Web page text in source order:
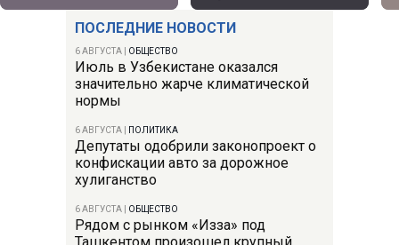
ПОСЛЕДНИЕ НОВОСТИ
6 АВГУСТА ОБЩЕСТВО
Июль в Узбекистане оказался
значительно жарче климатической
нормы
6 АВГУСТА ПОЛИТИКА
Депутаты одобрили законопроект о
конфискации авто за дорожное
хулиганство
6 АВГУСТА ОБЩЕСТВО
Рядом с рынком «Изза» под